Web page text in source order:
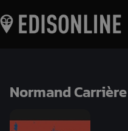
Normand Carrière